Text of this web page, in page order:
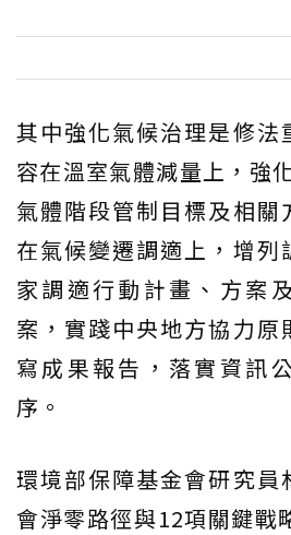
其中強化氣候治理是修法
容在溫室氣體減量上，強
氣體階段管制目標及相關
在氣候變遷調適上，增列
家調適行動計畫、方案
案，實踐中央地方協力原
寫成果報告，落實資訊
序。
環境部保障基金會研究員
會淨零路徑與12項關鍵戰